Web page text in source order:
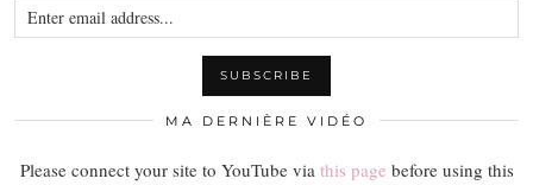
MA DERNIÈRE VIDÉO
Please connect your site to YouTube via this page before using this